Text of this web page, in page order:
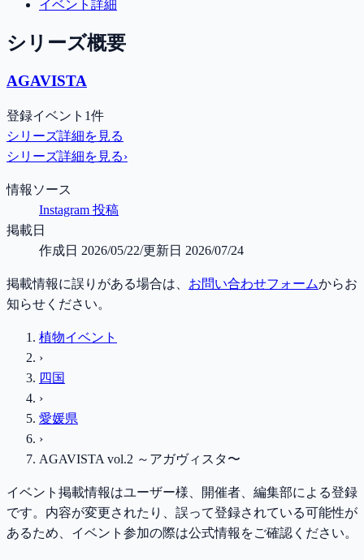
イベント詳細
シリーズ概要
AGAVISTA
登録イベント1件
シリーズ詳細を見る
シリーズ詳細を見る›
情報ソース
Instagram 投稿
掲載日
作成日 2026/05/22/更新日 2026/07/24
掲載情報に誤りがある場合は、 お問い合わせフォームからお
知らせください。
植物イベント
›
四国
›
愛媛県
›
AGAVISTA vol.2 ～アガヴィスタ〜
イベント掲載情報はユーザー様、開催者、編集部による登録
です。内容が変更されたり、誤って登録されている可能性が
あるため、イベント参加の際は公式情報をご確認ください。